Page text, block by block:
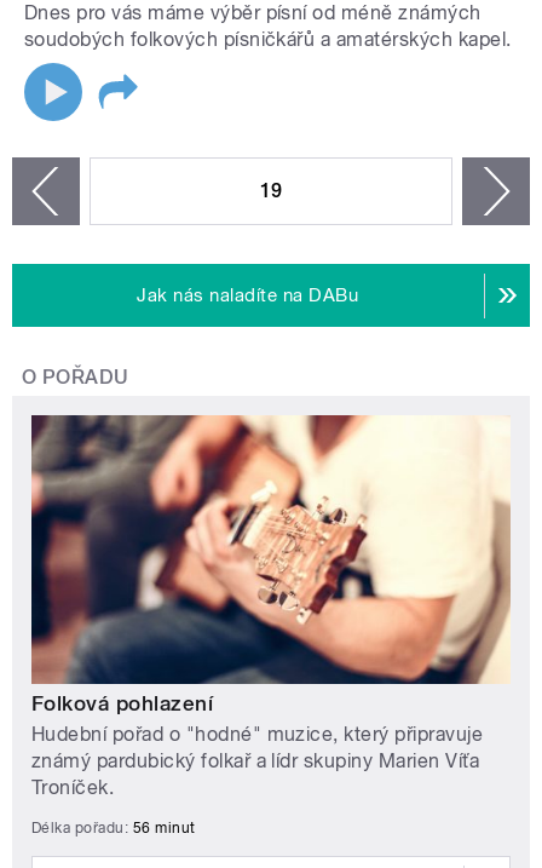
Dnes pro vás máme výběr písní od méně známých
soudobých folkových písničkářů a amatérských kapel.
19
Jak nás naladíte na DABu
O POŘADU
Folková pohlazení
Hudební pořad o "hodné" muzice, který připravuje
známý pardubický folkař a lídr skupiny Marien Víťa
Troníček.
Délka pořadu: 56 minut